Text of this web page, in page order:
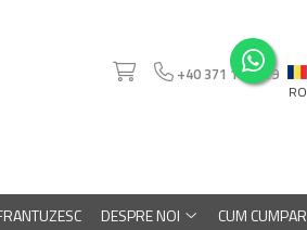
+40 371 110 129
RO
DESPRE NOI
CUM CUMPAR